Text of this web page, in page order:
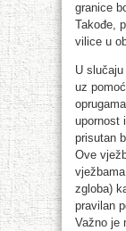
granice
Takođe,
vilice u
U
uz
upornost
prisutan
Ove
zgloba)
pravilan
Važno je